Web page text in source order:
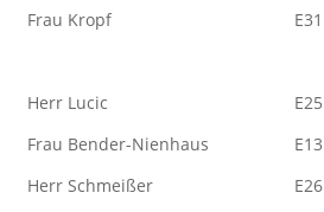
Frau Kropf E31
Herr Lucic E25
Frau Bender-Nienhaus E13
Herr Schmeißer E26